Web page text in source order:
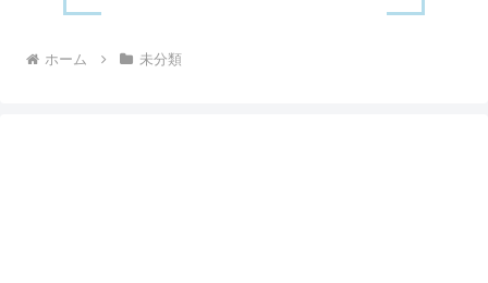
ホーム 未分類